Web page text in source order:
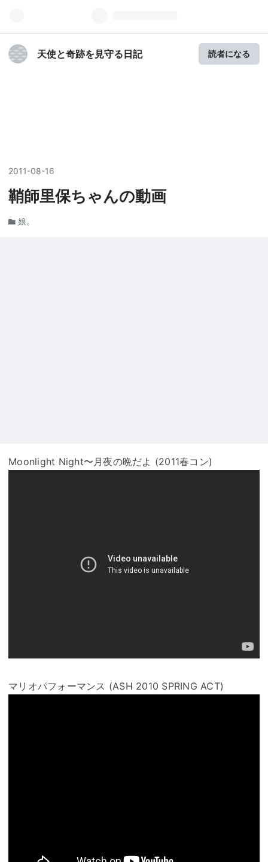
天使と奇跡を見守る日記 読者になる
2011-08-16
鞘師里保ちゃんの動画
娘。
Moonlight Night〜月夜の晩だよ (2011春コン)
マリオパフォーマンス (ASH 2010 SPRING ACT)